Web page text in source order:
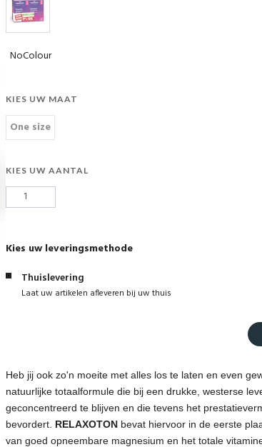
NoColour
KIES UW MAAT
One size
KIES UW AANTAL
Kies uw leveringsmethode
Thuislevering
Laat uw artikelen afleveren bij uw thuis
Heb jij ook zo'n moeite met alles los te laten en even
natuurlijke totaalformule die bij een drukke, westerse
geconcentreerd te blijven en die tevens het
bevordert. RELAXOTON bevat hiervoor in de eerste
van goed opneembare magnesium en het totale